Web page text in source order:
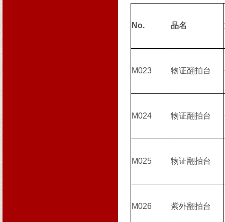
No. 品名
M023 物证翻拍台
M024 物证翻拍台
M025 物证翻拍台
M026 紫外翻拍台